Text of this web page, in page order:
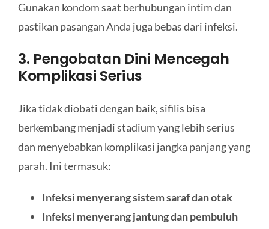
Gunakan kondom saat berhubungan intim dan
pastikan pasangan Anda juga bebas dari infeksi.
3. Pengobatan Dini Mencegah
Komplikasi Serius
Jika tidak diobati dengan baik, sifilis bisa
berkembang menjadi stadium yang lebih serius
dan menyebabkan komplikasi jangka panjang yang
parah. Ini termasuk:
Infeksi menyerang sistem saraf dan otak
Infeksi menyerang jantung dan pembuluh